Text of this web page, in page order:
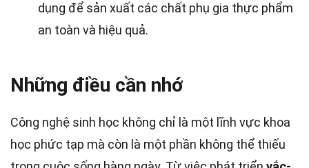
dụng để sản xuất các chất phụ gia thực phẩm
an toàn và hiệu quả.
Những điều cần nhớ
Công nghệ sinh học không chỉ là một lĩnh vực khoa
học phức tạp mà còn là một phần không thể thiếu